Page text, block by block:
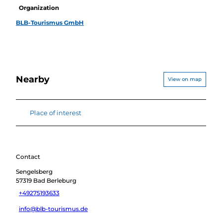
Organization
BLB-Tourismus GmbH
Nearby View on map
Place of interest
Contact
Sengelsberg
57319 Bad Berleburg
+49275193633
info@blb-tourismus.de